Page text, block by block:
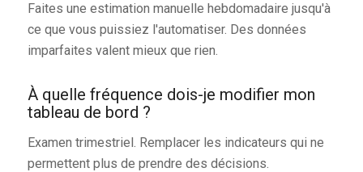
Faites une estimation manuelle hebdomadaire jusqu'à
ce que vous puissiez l'automatiser. Des données
imparfaites valent mieux que rien.
À quelle fréquence dois-je modifier mon
tableau de bord ?
Examen trimestriel. Remplacer les indicateurs qui ne
permettent plus de prendre des décisions.